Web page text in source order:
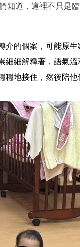
知道，這裡不只是
介的個案，可能原
細細解釋著，語氣
地接住，然後陪他